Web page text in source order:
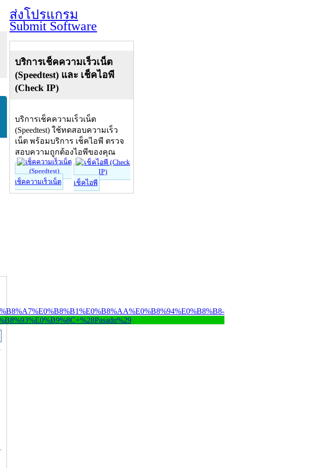
ส่งโปรแกรม
Submit Software
บริการเช็คความเร็วเน็ต
(Speedtest) และ เช็คไอพี
(Check IP)
บริการเช็คความเร็วเน็ต
(Speedtest) ใช้ทดสอบความเร็ว
เน็ต พร้อมบริการ เช็คไอพี ตรวจ
สอบความถูกต้องไอพีของคุณ
เช็คความเร็วเน็ต เช็คไอพี